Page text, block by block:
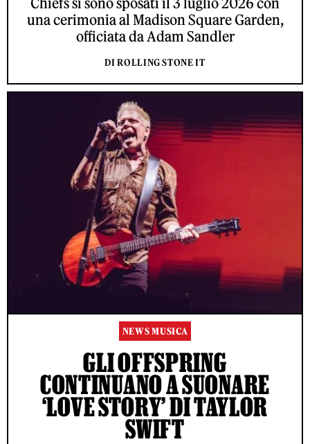
una cerimonia al Madison Square Garden,
officiata da Adam Sandler
DI ROLLING STONE IT
NEWS MUSICA
GLI OFFSPRING
CONTINUANO A SUONARE
‘LOVE STORY’ DI TAYLOR
SWIFT